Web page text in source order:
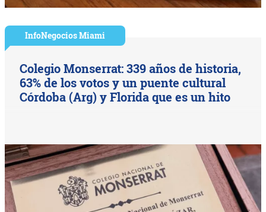
InfoNegocios Miami
Colegio Monserrat: 339 años de historia,
63% de los votos y un puente cultural
Córdoba (Arg) y Florida que es un hito